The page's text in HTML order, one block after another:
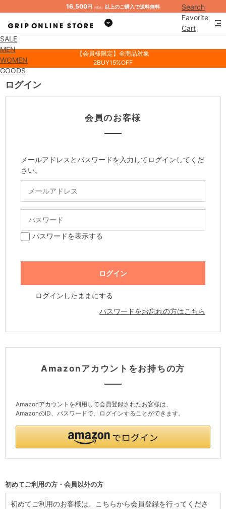
16,500円 （税込） 以上のご購入で送料無料
Search
Favorite
Cart
SALE
MEN
WOMEN
GOODS
【会員様限定】全商品対象
2BUY15%OFF
ログイン
会員のお客様
メールアドレスとパスワードを入力してログインしてくだ
さい。
パスワードを表示する
ログインしたままにする
パスワードをお忘れの方はこちら
Amazonアカウントをお持ちの方
Amazonアカウントを利用して会員登録されたお客様は、
AmazonのID、パスワードで、ログインすることができます。
初めてご利用の方・会員以外の方
初めてご利用のお客様は、こちらから会員登録を行ってくださ